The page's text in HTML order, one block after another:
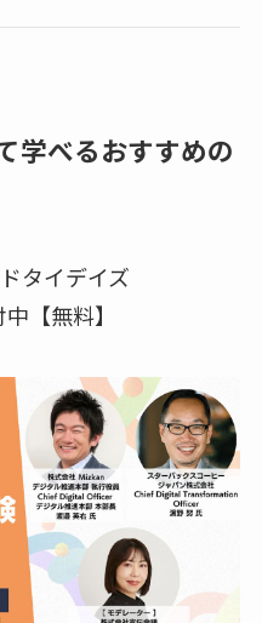
学べるおすすめの
タイデイズ
【無料】